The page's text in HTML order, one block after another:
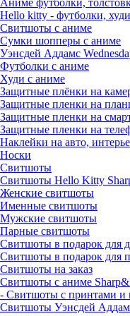
Аниме футболки,
Hello kitty - футболки,
Свитшоты с аниме
Сумки шопперы с аниме
Уэнсдей Аддамс
Футболки с аниме
Худи с аниме
Защитные плёнки на
Защитные пленки на
Защитные пленки на
Защитные пленки на
Наклейки на авто,
Носки
Свитшоты
Cвитшоты Hello Kitty
Женские свитшоты
Именные свитшоты
Мужские свитшоты
Парные свитшоты
Свитшоты в подарок для
Свитшоты в подарок для
Свитшоты на заказ
Свитшоты с аниме
- Свитшоты с принтами и
Свитшоты Уэнсдей